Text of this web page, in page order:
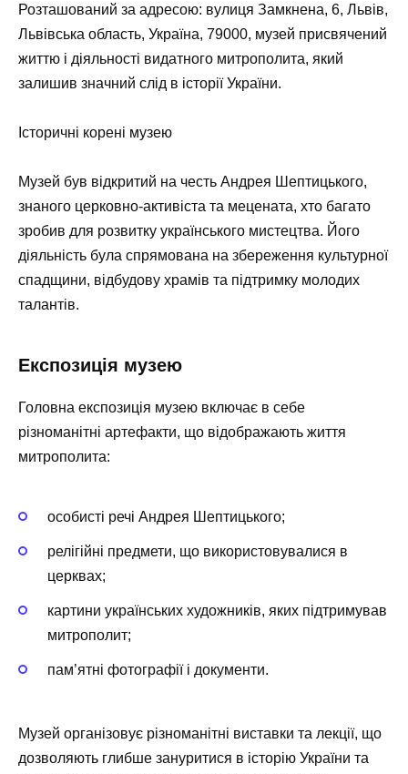
Розташований за адресою: вулиця Замкнена, 6, Львів,
Львівська область, Україна, 79000, музей присвячений
життю і діяльності видатного митрополита, який
залишив значний слід в історії України.
Історичні корені музею
Музей був відкритий на честь Андрея Шептицького,
знаного церковно-активіста та мецената, хто багато
зробив для розвитку українського мистецтва. Його
діяльність була спрямована на збереження культурної
спадщини, відбудову храмів та підтримку молодих
талантів.
Експозиція музею
Головна експозиція музею включає в себе
різноманітні артефакти, що відображають життя
митрополита:
особисті речі Андрея Шептицького;
релігійні предмети, що використовувалися в
церквах;
картини українських художників, яких підтримував
митрополит;
пам’ятні фотографії і документи.
Музей організовує різноманітні виставки та лекції, що
дозволяють глибше зануритися в історію України та